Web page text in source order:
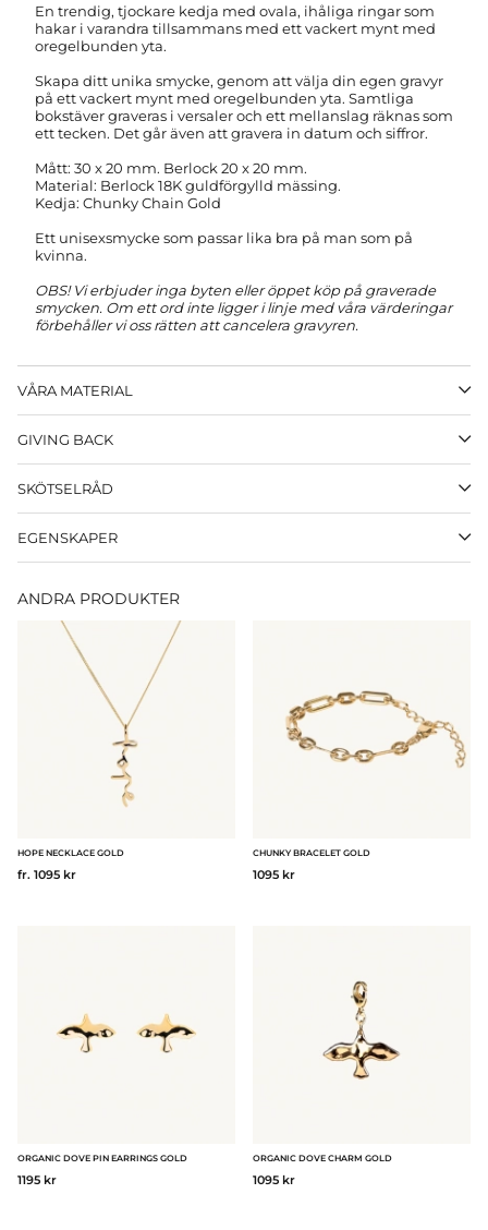
En trendig, tjockare kedja med ovala, ihåliga ringar som
hakar i varandra tillsammans med ett vackert mynt med
oregelbunden yta.
Skapa ditt unika smycke, genom att välja din egen gravyr
på ett vackert mynt med oregelbunden yta. Samtliga
bokstäver graveras i versaler och ett mellanslag räknas som
ett tecken. Det går även att gravera in datum och siffror.
Mått: 30 x 20 mm. Berlock 20 x 20 mm.
Material: Berlock 18K guldförgylld mässing.
Kedja: Chunky Chain Gold
Ett unisexsmycke som passar lika bra på man som på
kvinna.
OBS! Vi erbjuder inga byten eller öppet köp på graverade
smycken. Om ett ord inte ligger i linje med våra värderingar
förbehåller vi oss rätten att cancelera gravyren.
VÅRA MATERIAL
GIVING BACK
SKÖTSELRÅD
EGENSKAPER
ANDRA PRODUKTER
HOPE NECKLACE GOLD
fr. 1095 kr
CHUNKY BRACELET GOLD
1095 kr
ORGANIC DOVE PIN EARRINGS GOLD
1195 kr
ORGANIC DOVE CHARM GOLD
1095 kr